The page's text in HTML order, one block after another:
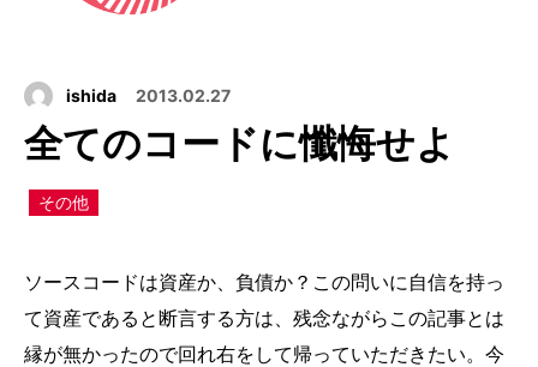
ishida 2013.02.27
全てのコードに懺悔せよ
その他
ソースコードは資産か、負債か？この問いに自信を持っ
て資産であると断言する方は、残念ながらこの記事とは
縁が無かったので回れ右をして帰っていただきたい。今